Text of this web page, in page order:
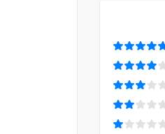
흔들고, 한 사회